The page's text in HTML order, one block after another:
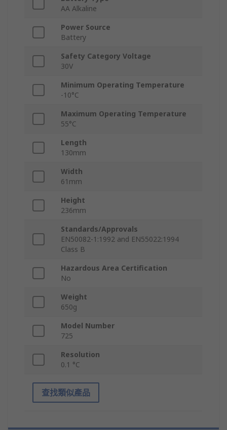
AA Alkaline
Power Source
Battery
Safety Category Voltage
30V
Minimum Operating Temperature
-10°C
Maximum Operating Temperature
55°C
Length
130mm
Width
61mm
Height
236mm
Standards/Approvals
EN50082-1:1992 and EN55022:1994
Class B
Hazardous Area Certification
No
Weight
650g
Model Number
725
Resolution
0.1 °C
查找類似產品